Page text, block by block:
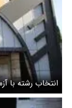
انتخاب رشته با